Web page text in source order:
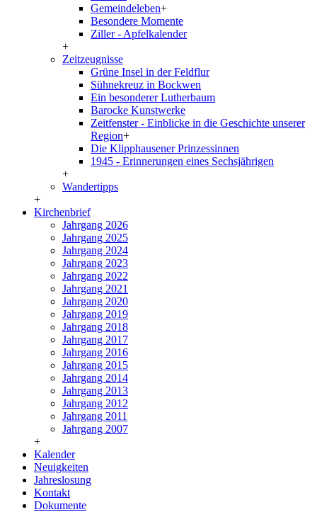
Gemeindeleben+
Besondere Momente
Ziller - Apfelkalender
+
Zeitzeugnisse
Grüne Insel in der Feldflur
Sühnekreuz in Bockwen
Ein besonderer Lutherbaum
Barocke Kunstwerke
Zeitfenster - Einblicke in die Geschichte unserer
Region+
Die Klipphausener Prinzessinnen
1945 - Erinnerungen eines Sechsjährigen
+
Wandertipps
+
Kirchenbrief
Jahrgang 2026
Jahrgang 2025
Jahrgang 2024
Jahrgang 2023
Jahrgang 2022
Jahrgang 2021
Jahrgang 2020
Jahrgang 2019
Jahrgang 2018
Jahrgang 2017
Jahrgang 2016
Jahrgang 2015
Jahrgang 2014
Jahrgang 2013
Jahrgang 2012
Jahrgang 2011
Jahrgang 2007
+
Kalender
Neuigkeiten
Jahreslosung
Kontakt
Dokumente